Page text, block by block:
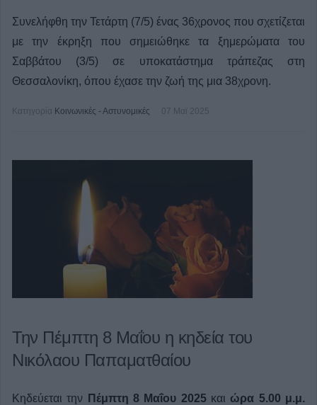
Συνελήφθη την Τετάρτη (7/5) ένας 36χρονος που σχετίζεται
με την έκρηξη που σημειώθηκε τα ξημερώματα του
Σαββάτου (3/5) σε υποκατάστημα τράπεζας στη
Θεσσαλονίκη, όπου έχασε την ζωή της μια 38χρονη.
Κατηγορία Κοινωνικές - Αστυνομικές 07 Μαϊ 2025
Την Πέμπτη 8 Μαΐου η κηδεία του
Νικόλαου Παπαματθαίου
Κηδεύεται την Πέμπτη 8 Μαΐου 2025 και ώρα 5.00 μ.μ.